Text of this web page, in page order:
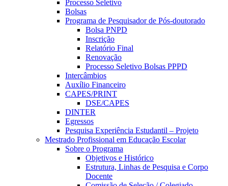
Processo Seletivo
Bolsas
Programa de Pesquisador de Pós-doutorado
Bolsa PNPD
Inscrição
Relatório Final
Renovação
Processo Seletivo Bolsas PPPD
Intercâmbios
Auxílio Financeiro
CAPES/PRINT
DSE/CAPES
DINTER
Egressos
Pesquisa Experiência Estudantil – Projeto
Mestrado Profissional em Educação Escolar
Sobre o Programa
Objetivos e Histórico
Estrutura, Linhas de Pesquisa e Corpo
Docente